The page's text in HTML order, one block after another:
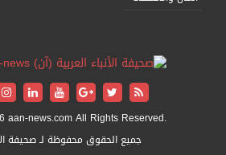
aan-news.com All Rights Reserved.
جميع الحقوق محفوظة لـ صحيفة